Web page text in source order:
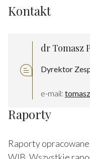
Kontakt
dr Tomasz
Dyrektor
e-mail:
Raporty
Raporty